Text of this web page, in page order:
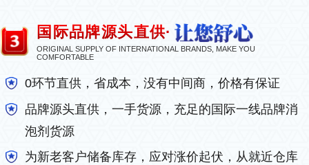
国际品牌源头直供·
ORIGINAL SUPPLY OF INTERNATIONAL BRANDS, MAKE YOU
COMFORTABLE
0环节直供，省成本，没有中间商，价格有保证
品牌源头直供，一手货源，充足的国际一线品牌消
泡剂货源
为新老客户储备库存，应对涨价起伏，从就近仓库